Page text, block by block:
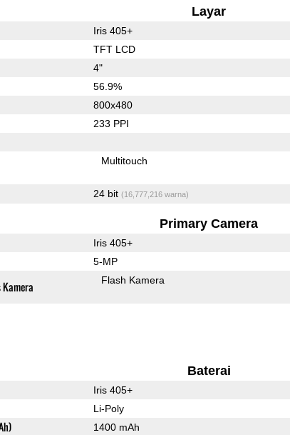
Layar
Iris 405+
TFT LCD
4"
56.9%
800x480
233 PPI
Multitouch
24 bit (16,777,216 warna)
Primary Camera
Iris 405+
5-MP
Flash Kamera
Baterai
Iris 405+
Li-Poly
1400 mAh